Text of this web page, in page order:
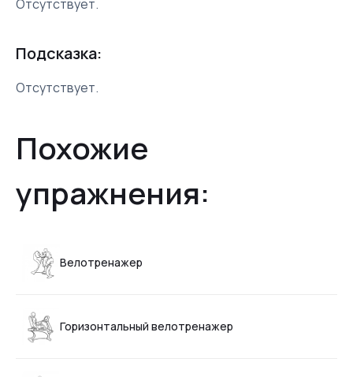
Отсутствует.
Подсказка:
Отсутствует.
Похожие
упражнения:
Велотренажер
Горизонтальный велотренажер